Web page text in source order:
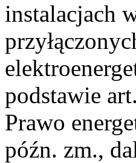
instalacjach
podstawie
Prawo
późn. zm.,